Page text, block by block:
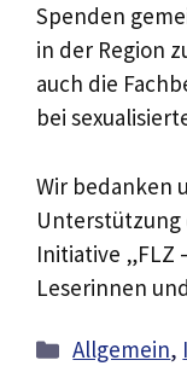
Spenden
in der Region
auch die
bei
Wir bedanken
Unterstützung
Initiative „FLZ
Leserinnen
Kategorien
Allgemein,